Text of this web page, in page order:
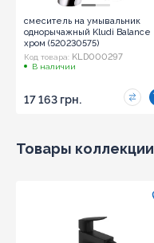
смеситель на умывальник
однорычажный Kludi Balance
хром (520230575)
Код товара: KLD000297
В наличии
17 163 грн.
Товары коллекции